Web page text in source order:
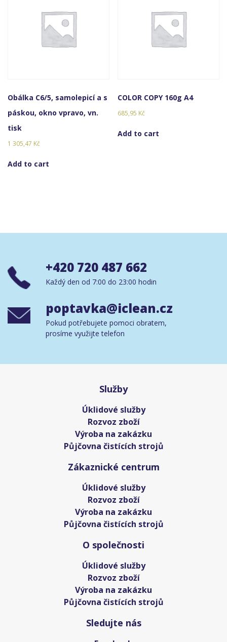
Obálka C6/5, samolepicí a s
páskou, okno vpravo, vn.
tisk
1 305,47 Kč
Add to cart
COLOR COPY 160g A4
685,95 Kč
Add to cart
+420 720 487 662
Každý den od 7:00 do 23:00 hodin
poptavka@iclean.cz
Pokud potřebujete pomoci obratem,
prosíme využijte telefon
Služby
Úklidové služby
Rozvoz zboží
Výroba na zakázku
Půjčovna čistících strojů
Zákaznické centrum
Úklidové služby
Rozvoz zboží
Výroba na zakázku
Půjčovna čistících strojů
O společnosti
Úklidové služby
Rozvoz zboží
Výroba na zakázku
Půjčovna čistících strojů
Sledujte nás